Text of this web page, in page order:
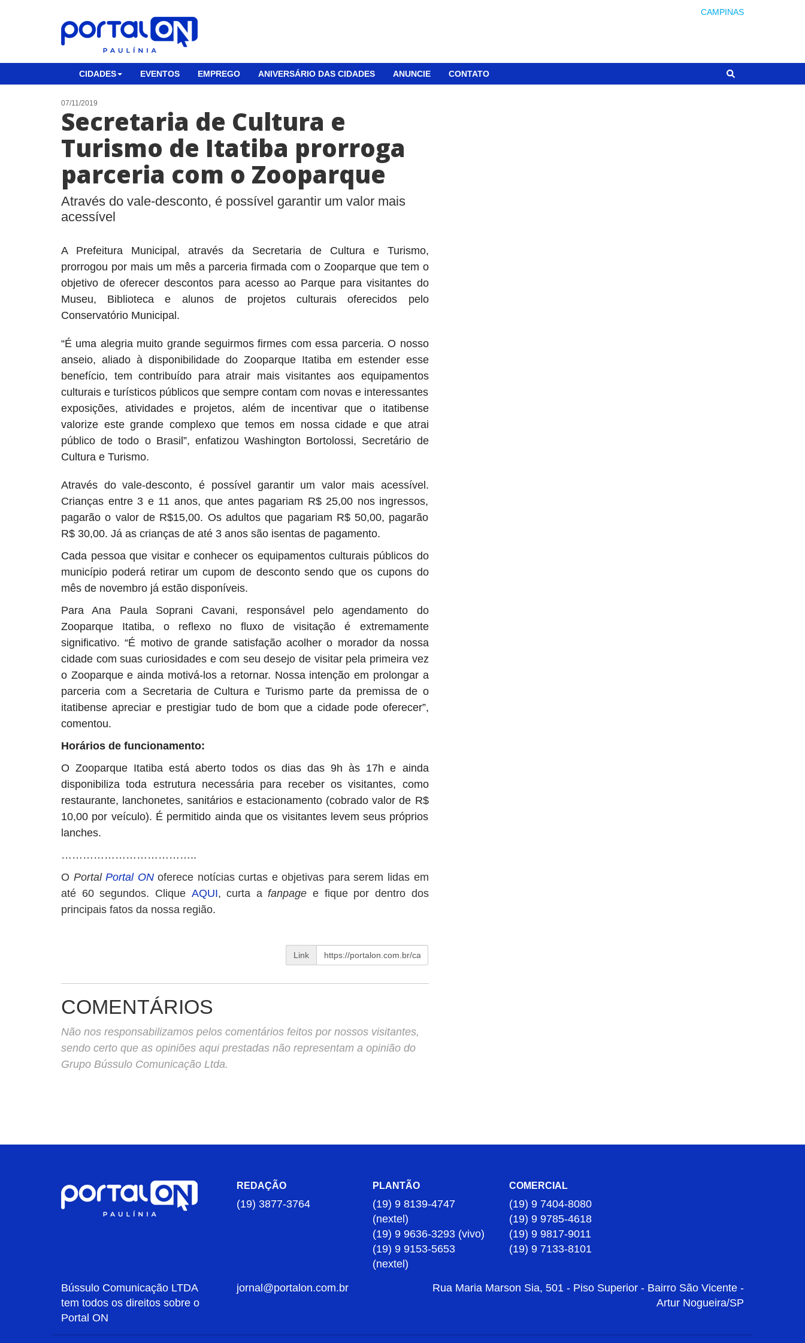
CAMPINAS
CIDADES EVENTOS EMPREGO ANIVERSÁRIO DAS CIDADES ANUNCIE CONTATO
07/11/2019
Secretaria de Cultura e
Turismo de Itatiba prorroga
parceria com o Zooparque
Através do vale-desconto, é possível garantir um valor mais
acessível
A Prefeitura Municipal, através da Secretaria de Cultura e Turismo,
prorrogou por mais um mês a parceria firmada com o Zooparque que tem o
objetivo de oferecer descontos para acesso ao Parque para visitantes do
Museu, Biblioteca e alunos de projetos culturais oferecidos pelo
Conservatório Municipal.
“É uma alegria muito grande seguirmos firmes com essa parceria. O nosso
anseio, aliado à disponibilidade do Zooparque Itatibaem estender esse
benefício, tem contribuído para atrair mais visitantes aos equipamentos
culturais e turísticos públicos que sempre contam com novas e interessantes
exposições, atividades e projetos, além de incentivar que o itatibense
valorize este grande complexo que temos em nossa cidade e que atrai
público de todo o Brasil”, enfatizou Washington Bortolossi, Secretário de
Cultura e Turismo.
Através do vale-desconto, é possível garantir um valor mais acessível.
Crianças entre 3 e 11 anos, que antes pagariam R$ 25,00 nos ingressos,
pagarão o valor de R$15,00. Os adultos que pagariam R$ 50,00, pagarão
R$ 30,00. Já as crianças de até 3 anos são isentas de pagamento.
Cada pessoa que visitar e conhecer os equipamentos culturais públicos do
município poderá retirar um cupom de desconto sendo que os cupons do
mês de novembro já estão disponíveis.
Para Ana Paula Soprani Cavani, responsável pelo agendamento do
Zooparque Itatiba, o reflexo no fluxo de visitação é extremamente
significativo. “É motivo de grande satisfação acolher o morador da nossa
cidade com suas curiosidades e com seu desejo de visitar pela primeira vez
o Zooparque e ainda motivá-los a retornar. Nossa intenção em prolongar a
parceria com a Secretaria de Cultura e Turismo parte da premissa de o
itatibense apreciar e prestigiar tudo de bom que a cidade pode oferecer”,
comentou.
Horários de funcionamento:
O Zooparque Itatiba está aberto todos os dias das 9h às 17h e ainda
disponibiliza toda estrutura necessária para receber os visitantes, como
restaurante, lanchonetes, sanitários e estacionamento (cobrado valor de R$
10,00 por veículo). É permitido ainda que os visitantes levem seus próprios
lanches.
………………………………..
O PortalPortal ONoferece notícias curtas e objetivas para serem lidas em
até 60 segundos. Clique AQUI, curta afanpage e fique por dentro dos
principais fatos da nossa região.
Link
COMENTÁRIOS
Não nos responsabilizamos pelos comentários feitos por nossos visitantes,
sendo certo que as opiniões aqui prestadas não representam a opinião do
Grupo Bússulo Comunicação Ltda.
REDAÇÃO
(19) 3877-3764
PLANTÃO
(19) 9 8139-4747
(nextel)
(19) 9 9636-3293 (vivo)
(19) 9 9153-5653
(nextel)
COMERCIAL
(19) 9 7404-8080
(19) 9 9785-4618
(19) 9 9817-9011
(19) 9 7133-8101
Bússulo Comunicação LTDA
tem todos os direitos sobre o
Portal ON
jornal@portalon.com.br
Rua Maria Marson Sia, 501 - Piso Superior - Bairro São Vicente -
Artur Nogueira/SP